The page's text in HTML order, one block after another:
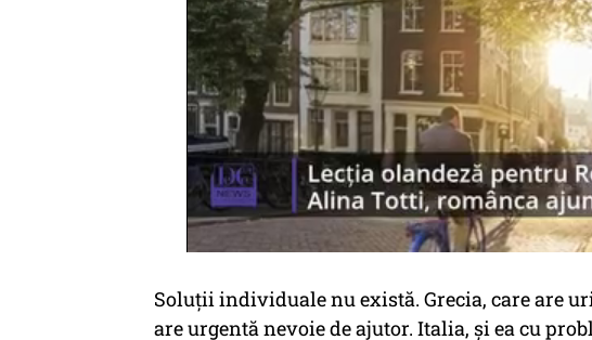
Soluții individuale nu există. Grecia, care are
are urgentă nevoie de ajutor. Italia, și ea cu